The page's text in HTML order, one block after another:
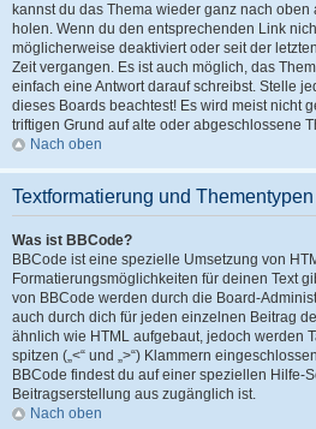
kannst du das Thema wieder ganz nach
holen. Wenn du den entsprechenden Link
möglicherweise deaktiviert oder seit der
Zeit vergangen. Es ist auch möglich, das
einfach eine Antwort darauf schreibst. Stelle
dieses Boards beachtest! Es wird meist nicht
triftigen Grund auf alte oder abgeschlossene
Nach oben
Textformatierung und Thementypen
Was ist BBCode?
BBCode ist eine spezielle Umsetzung von
Formatierungsmöglichkeiten für deinen Text
von BBCode werden durch die Board-
auch durch dich für jeden einzelnen Beitrag
ähnlich wie HTML aufgebaut, jedoch werden
spitzen („<“ und „>“) Klammern
BBCode findest du auf einer speziellen Hilfe-
Beitragserstellung aus zugänglich ist.
Nach oben